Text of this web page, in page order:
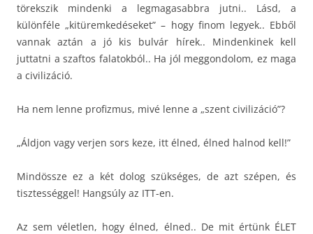
törekszik mindenki a legmagasabbra jutni.. Lásd, a
különféle „kitüremkedéseket” – hogy finom legyek.. Ebből
vannak aztán a jó kis bulvár hírek.. Mindenkinek kell
juttatni a szaftos falatokból.. Ha jól meggondolom, ez maga
a civilizáció.
Ha nem lenne profizmus, mivé lenne a „szent civilizáció”?
„Áldjon vagy verjen sors keze, itt élned, élned halnod kell!”
Mindössze ez a két dolog szükséges, de azt szépen, és
tisztességgel! Hangsúly az ITT-en.
Az sem véletlen, hogy élned, élned.. De mit értünk ÉLET